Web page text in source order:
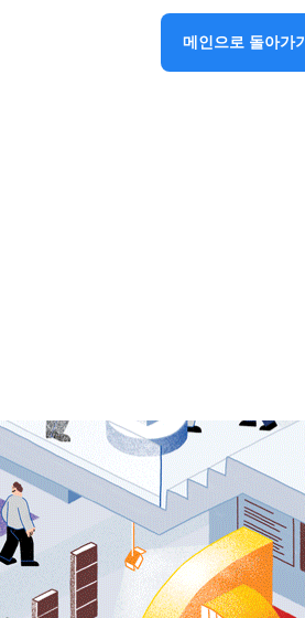
메인으로 돌아가기